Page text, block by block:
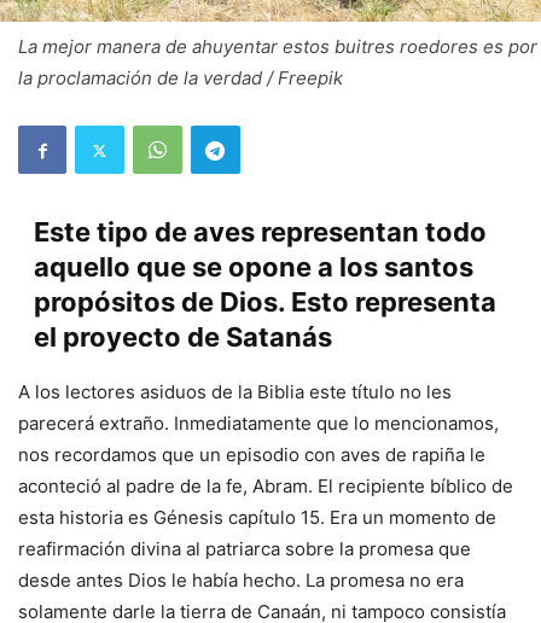
La mejor manera de ahuyentar estos buitres roedores es por
la proclamación de la verdad / Freepik
Este tipo de aves representan todo
aquello que se opone a los santos
propósitos de Dios. Esto representa
el proyecto de Satanás
A los lectores asiduos de la Biblia este título no les
parecerá extraño. Inmediatamente que lo mencionamos,
nos recordamos que un episodio con aves de rapiña le
aconteció al padre de la fe, Abram. El recipiente bíblico de
esta historia es Génesis capítulo 15. Era un momento de
reafirmación divina al patriarca sobre la promesa que
desde antes Dios le había hecho. La promesa no era
solamente darle la tierra de Canaán, ni tampoco consistía